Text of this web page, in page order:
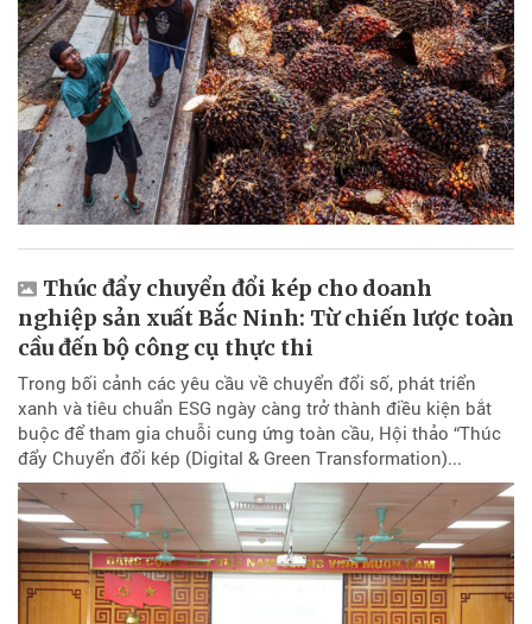
Thúc đẩy chuyển đổi kép cho doanh
nghiệp sản xuất Bắc Ninh: Từ chiến lược toàn
cầu đến bộ công cụ thực thi
Trong bối cảnh các yêu cầu về chuyển đổi số, phát triển
xanh và tiêu chuẩn ESG ngày càng trở thành điều kiện bắt
buộc để tham gia chuỗi cung ứng toàn cầu, Hội thảo “Thúc
đẩy Chuyển đổi kép (Digital & Green Transformation)...